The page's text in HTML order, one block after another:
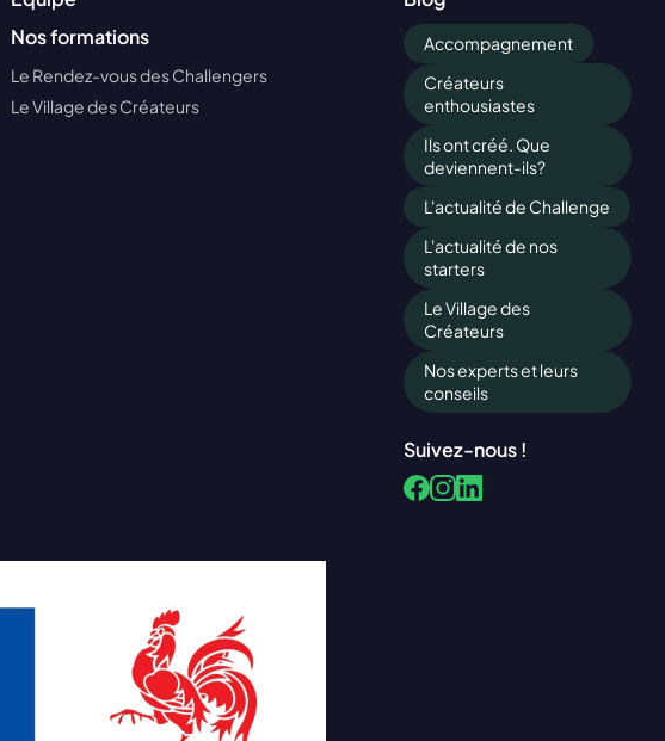
Nos formations
Le Rendez-vous des Challengers
Le Village des Créateurs
Accompagnement
Créateurs
enthousiastes
Ils ont créé. Que
deviennent-ils?
L'actualité de Challenge
L'actualité de nos
starters
Le Village des
Créateurs
Nos experts et leurs
conseils
Suivez-nous !